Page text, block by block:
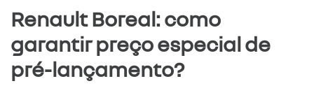
Renault Boreal: como
garantir preço especial de
pré-lançamento?